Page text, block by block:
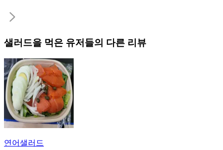
샐러드을 먹은 유저들의 다른 리뷰
연어샐러드